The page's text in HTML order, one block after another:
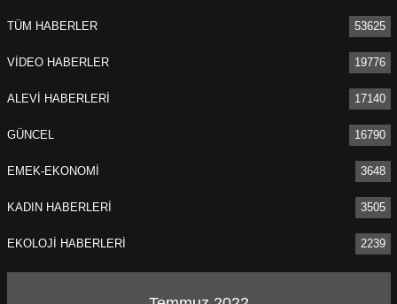
TÜM HABERLER 53625
VİDEO HABERLER 19776
ALEVİ HABERLERİ 17140
GÜNCEL 16790
EMEK-EKONOMİ 3648
KADIN HABERLERİ 3505
EKOLOJİ HABERLERİ 2239